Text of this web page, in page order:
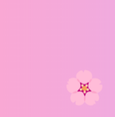
🌸